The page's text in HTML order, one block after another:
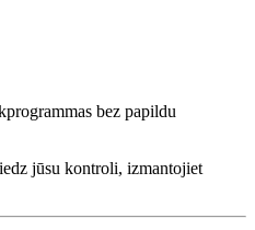
bez papildu
jūsu kontroli, izmantojiet